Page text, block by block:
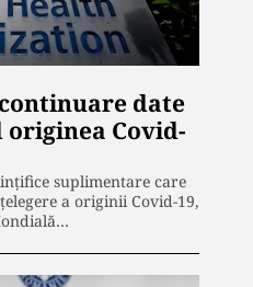
date
Covid-
suplimentare care
a originii Covid-19,